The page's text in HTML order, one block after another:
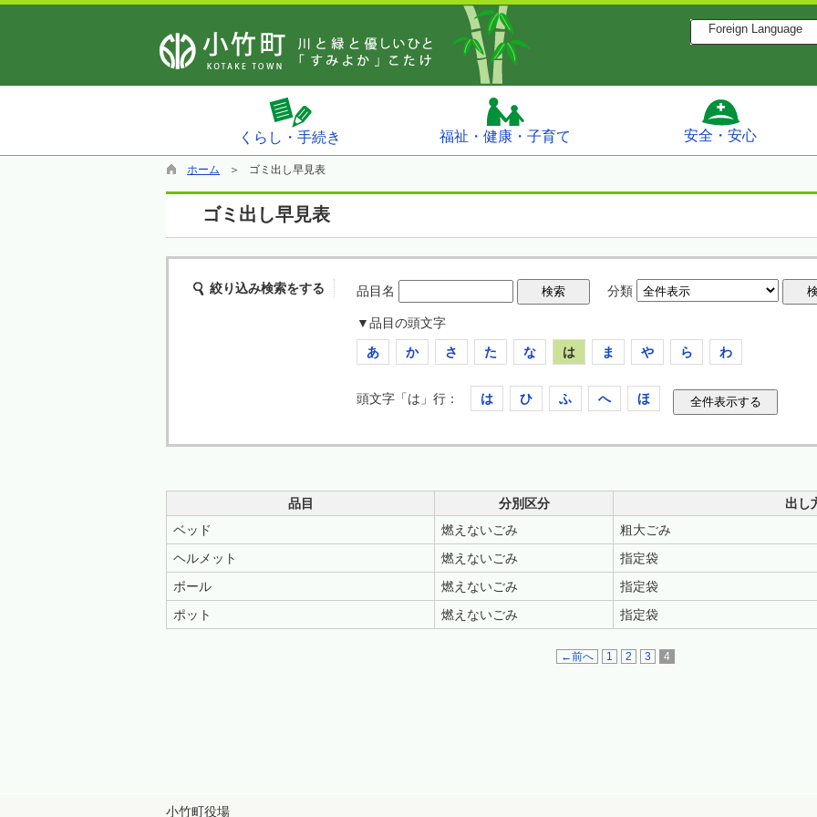
Foreign Language
くらし・手続き 福祉・健康・子育て 安全・安心
ホーム ゴミ出し早見表
ゴミ出し早見表
絞り込み検索をする 品目名 分類
▼品目の頭文字
あ
か さ た な は ま や ら わ
頭文字「は」行： は ひ ふ へ ほ
品目 分別区分
出し
ベッド
燃えないごみ
粗大ごみ
ヘルメット
燃えないごみ
指定袋
ボール
燃えないごみ
指定袋
ポット
燃えないごみ 指定袋
←前へ 1 2 3 4
小竹町役場